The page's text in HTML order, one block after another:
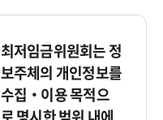
최저임금위원회는 정
보주체의 개인정보를
수집‧이용 목적으